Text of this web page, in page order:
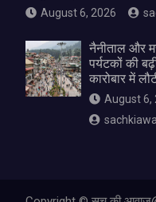
August 6, 2026
नैनीताल और
पर्यटकों की
कारोबार में
August 6,